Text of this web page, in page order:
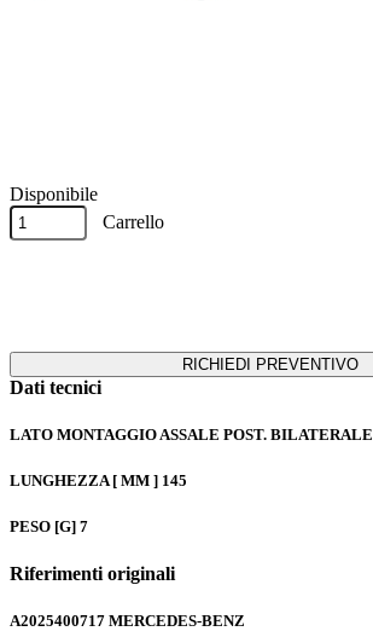
Previous
Next
Disponibile
Carrello
RICHIEDI PREVENTIVO
Dati tecnici
LATO MONTAGGIO ASSALE POST. BILATERALE
LUNGHEZZA [ MM ] 145
PESO [G] 7
Riferimenti originali
A2025400717 MERCEDES-BENZ